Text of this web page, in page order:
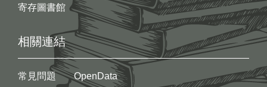
寄存圖書館
相關連結
常見問題
OpenData